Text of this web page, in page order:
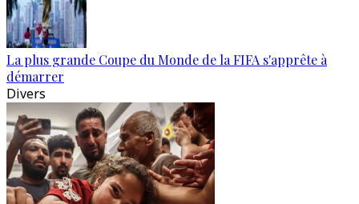
La plus grande Coupe du Monde de la FIFA s'apprête à
démarrer
Divers